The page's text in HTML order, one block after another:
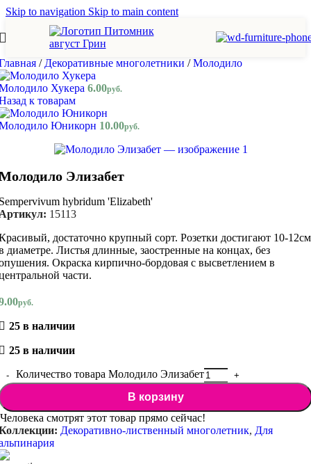
Skip to navigation Skip to main content
/ Декоративные многолетники / Молодило
Хукера 6.00руб.
к товарам
Юникорн 10.00руб.
Элизабет
hybridum 'Elizabeth'
15113
достаточно крупный сорт. Розетки достигают 10-12см
диаметре. Листья длинные, заостренные на концах, без
Окраска кирпично-бордовая с высветлением в
части.
руб.
25 в наличии
25 в наличии
Количество товара Молодило Элизабет
В корзину
Человека смотрят этот товар прямо сейчас!
Декоративно-лиственный многолетник, Для